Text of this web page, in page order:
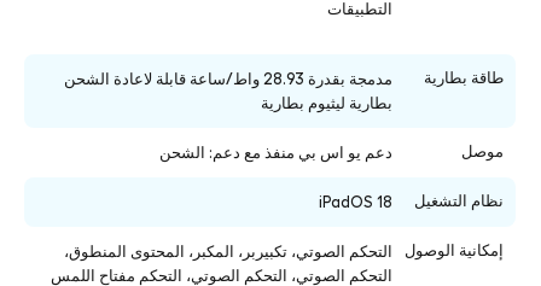
التطبيقات
طاقة بطارية
مدمجة بقدرة 28.93 واط/ساعة قابلة لاعادة الشحن
بطارية ليثيوم بطارية
موصل دعم يو اس بي منفذ مع دعم: الشحن
نظام التشغيل iPadOS 18
إمكانية الوصول
التحكم الصوتي، تكبيربر، المكبر، المحتوى المنطوق،
التحكم الصوتي، التحكم الصوتي، التحكم مفتاح اللمس